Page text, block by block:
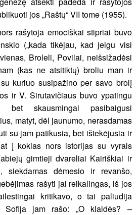
jos „Raštų“ VII tome (1955).
rašytoja emociškai stipriai buvo
(„kada tikėjau, kad jeigu visi
Broleli, Povilai, neišsižadėsi
(kas ne atsitiktų) broliu man ir
kuriuo susipažino per savo brolį
ir V. Sirutavičiaus buvo ypatingu
bet skausmingai pasibaigusi
matyt, dėl jaunumo, nerasdamas
su jam patikusia, bet ištekėjusia ir
į kokias nors istorijas su vyrais
gimtieji dvareliai Kairiškiai ir
siekdamas dėmesio ir revanšo,
rašyti jai reikalingas, iš jos
kritikavo, o tai paliudija
Sofija jam rašo: „O klaidės? –